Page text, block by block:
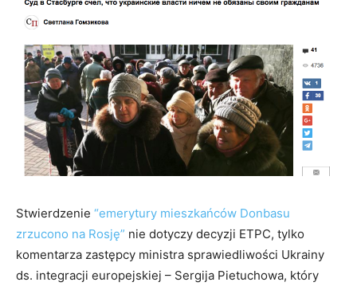
Stwierdzenie “emerytury mieszkańców Donbasu
zrzucono na Rosję” nie dotyczy decyzji ETPC, tylko
komentarza zastępcy ministra sprawiedliwości Ukrainy
ds. integracji europejskiej – Sergija Pietuchowa, który